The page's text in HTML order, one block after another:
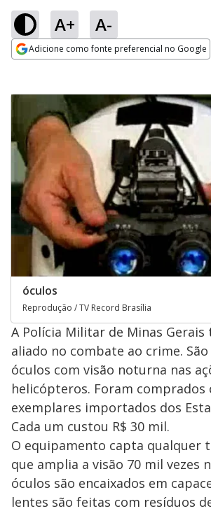
A+ A-
Adicione como fonte preferencial no Google
óculos
Reprodução / TV Record Brasília
A Polícia Militar de Minas Gerais
aliado no combate ao crime.
óculos com visão noturna nas
helicópteros. Foram comprados
exemplares importados dos
Cada um custou R$ 30 mil.
O equipamento capta qualquer
que amplia a visão 70 mil vezes
óculos são encaixados em
lentes são feitas com resíduos